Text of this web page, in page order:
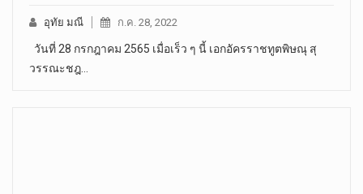
อุทัย มณี ก.ค. 28, 2022
วันที่ 28 กรกฎาคม 2565 เมื่อเร็ว ๆ นี้ เอกอัครราชทูตพิษณุ สุ
วรรณะชฎ…